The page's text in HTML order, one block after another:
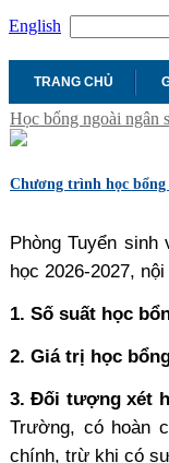
English
TRANG CHỦ
Học bổng ngoài ngân
Chương trình học bổng
Phòng Tuyển
học 2026-2027,
1. Số suất học
2. Giá trị học
3. Đối tượng xét
Trường, có hoàn
chính, trừ khi có